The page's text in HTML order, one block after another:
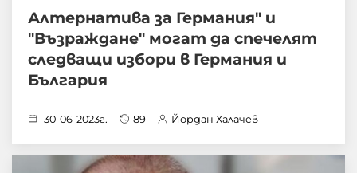
Алтернатива за Германия" и
"Възраждане" могат да спечелят
следващи избори в Германия и
България
30-06-2023г. 89 Йордан Халачев